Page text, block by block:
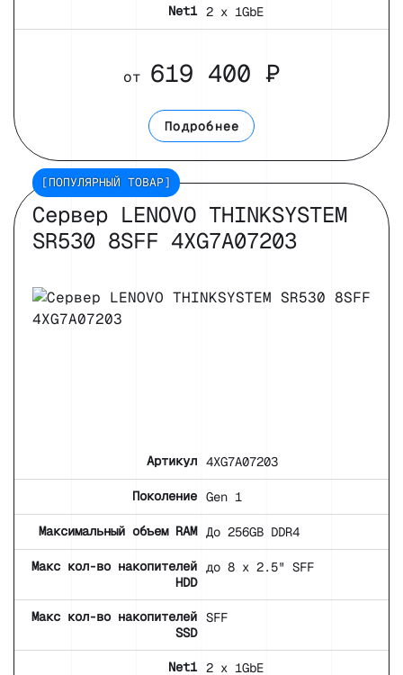
Net1 2 x 1GbE
от 619 400 ₽
Подробнее
[ПОПУЛЯРНЫЙ ТОВАР]
Сервер LENOVO THINKSYSTEM
SR530 8SFF 4XG7A07203
Артикул 4XG7A07203
Поколение Gen 1
Максимальный объем RAM До 256GB DDR4
Макс кол-во накопителей
HDD
до 8 x 2.5" SFF
Макс кол-во накопителей
SSD
SFF
Net1 2 x 1GbE